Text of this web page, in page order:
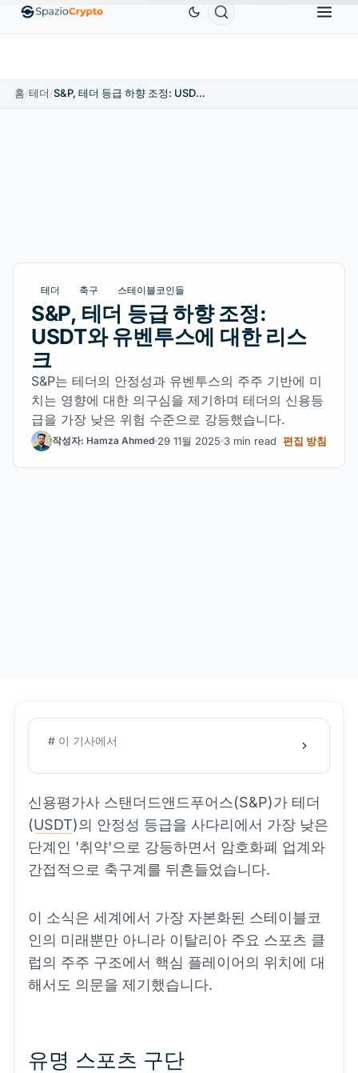
EthereumETHUS$1,880.58 TetherUSDT ↑0.00%
홈/테더/ S&P, 테더 등급 하향 조정: USDT와 유벤투스에 대한 리스크
테더 축구 스테이블코인들
S&P, 테더 등급 하향 조정:
USDT와 유벤투스에 대한 리스
크
S&P는 테더의 안정성과 유벤투스의 주주 기반에 미
치는 영향에 대한 의구심을 제기하며 테더의 신용등
급을 가장 낮은 위험 수준으로 강등했습니다.
작성자: Hamza Ahmed 29 11월 2025 3 min read 편집 방침
# 이 기사에서
신용평가사 스탠더드앤드푸어스(S&P)가 테더
(USDT)의 안정성 등급을 사다리에서 가장 낮은
단계인 '취약'으로 강등하면서 암호화폐 업계와
간접적으로 축구계를 뒤흔들었습니다.
이 소식은 세계에서 가장 자본화된 스테이블코
인의 미래뿐만 아니라 이탈리아 주요 스포츠 클
럽의 주주 구조에서 핵심 플레이어의 위치에 대
해서도 의문을 제기했습니다.
유명 스포츠 구단